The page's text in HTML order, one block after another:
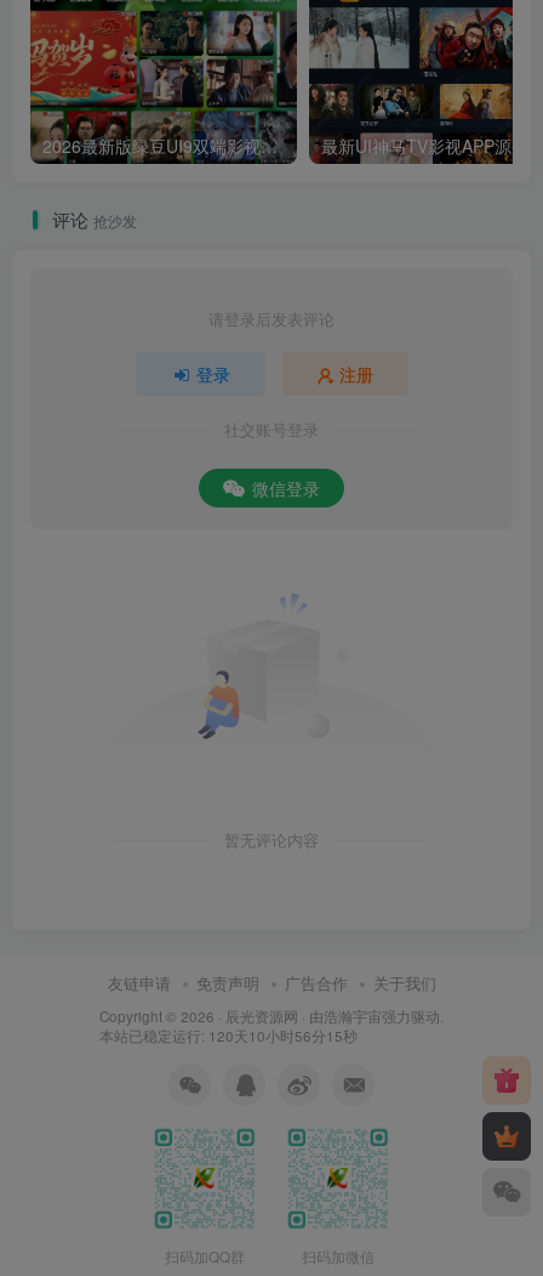
2026最新版绿豆UI9双端影视APP源码
评论 抢沙发
请登录后发表评论
登录 注册
社交账号登录
微信登录
暂无评论内容
友链申请 免责声明 广告合作 关于我们
Copyright © 2026 · 辰光资源网 · 由浩瀚宇宙强力驱动.
本站已稳定运行: 120天10小时56分16秒
扫码加QQ群 扫码加微信